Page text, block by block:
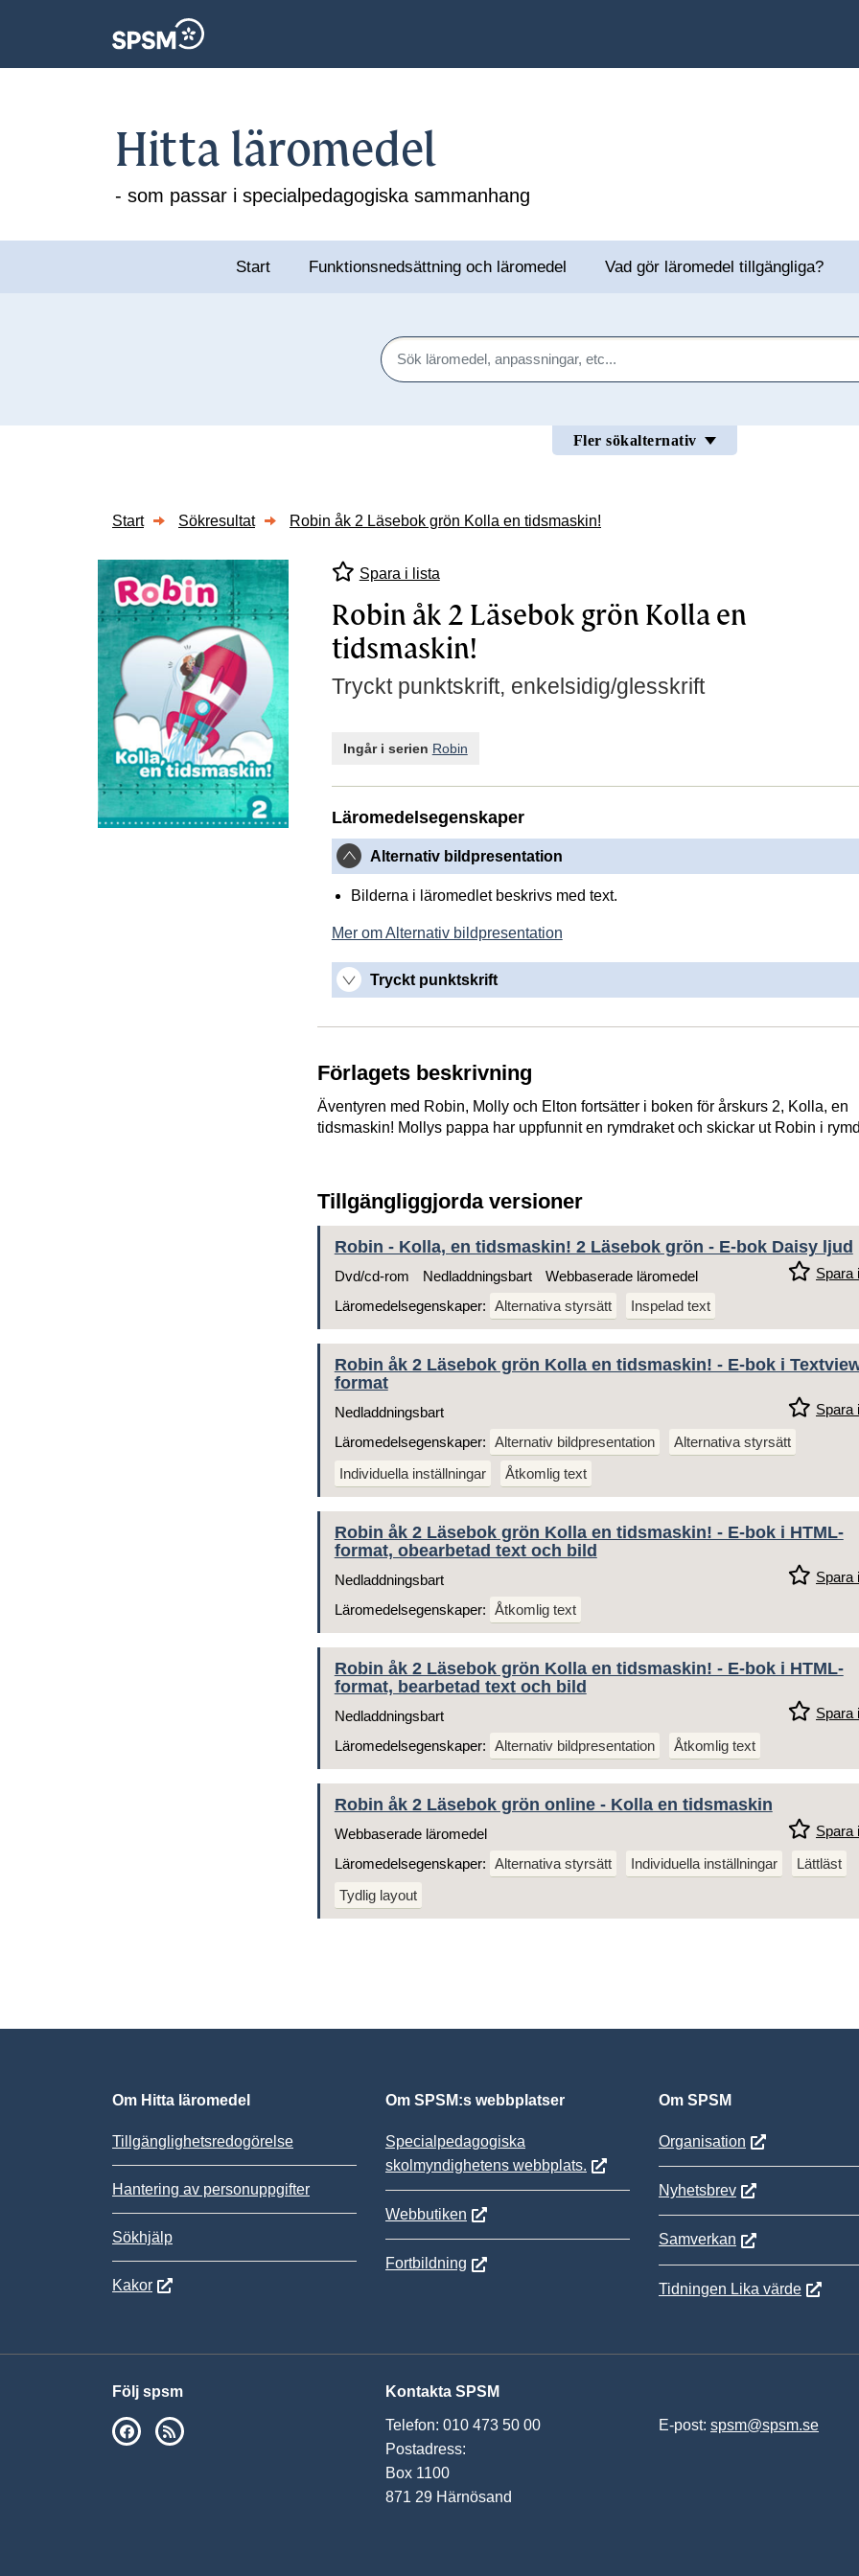
Hitta läromedel
- som passar i specialpedagogiska sammanhang
Start Funktionsnedsättning och läromedel Vad gör läromedel tillgängliga?
Sök
Fler sökalternativ
Start Sökresultat Robin åk 2 Läsebok grön Kolla en tidsmaskin!
Spara i lista
Robin åk 2 Läsebok grön Kolla en
tidsmaskin!
Tryckt punktskrift, enkelsidig/glesskrift
Ingår i serien Robin
Läromedelsegenskaper
Alternativ bildpresentation
Bilderna i läromedlet beskrivs med text.
Mer om Alternativ bildpresentation
Tryckt punktskrift
Förlagets beskrivning
Äventyren med Robin, Molly och Elton fortsätter i boken för årskurs 2, Kolla, en
tidsmaskin! Mollys pappa har uppfunnit en rymdraket och skickar ut Robin i
Tillgängliggjorda versioner
Robin - Kolla, en tidsmaskin! 2 Läsebok grön - E-bok Daisy ljud
Spara
Dvd/cd-rom Nedladdningsbart
Webbaserade läromedel
Läromedelsegenskaper: Alternativa styrsätt Inspelad text
Robin åk 2 Läsebok grön Kolla en tidsmaskin! - E-bok i
format
Spara
Nedladdningsbart
Läromedelsegenskaper: Alternativ bildpresentation
Alternativa styrsätt
Individuella inställningar
Åtkomlig text
Robin åk 2 Läsebok grön Kolla en tidsmaskin! - E-bok i HTML-
format, obearbetad text och bild
Spara
Nedladdningsbart
Läromedelsegenskaper: Åtkomlig text
Robin åk 2 Läsebok grön Kolla en tidsmaskin! - E-bok i HTML-
format, bearbetad text och bild
Spara
Nedladdningsbart
Läromedelsegenskaper: Alternativ bildpresentation Åtkomlig text
Robin åk 2 Läsebok grön online - Kolla en tidsmaskin
Spara
Webbaserade läromedel
Läromedelsegenskaper: Alternativa styrsätt Individuella inställningar
Lättläst
Tydlig layout
Om Hitta läromedel
Tillgänglighetsredogörelse
Hantering av personuppgifter
Sökhjälp
Kakor
Om SPSM:s webbplatser
Specialpedagogiska
skolmyndighetens webbplats.
Webbutiken
Fortbildning
Om SPSM
Organisation
Nyhetsbrev
Samverkan
Tidningen Lika värde
Följ spsm
SPSM på Facebook
Kontakta SPSM
Telefon: 010 473 50 00
Postadress:
Box 1100
871 29 Härnösand
E-post: spsm@spsm.se